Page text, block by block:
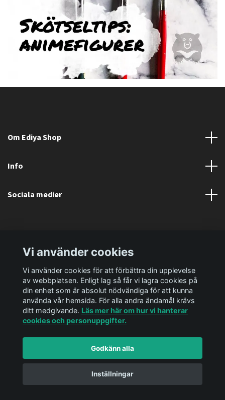
Om Ediya Shop
Info
Sociala medier
© 2026 Ediya Shop ABPowered by Quickbutik
Vi använder cookies
Vi använder cookies för att förbättra din upplevelse
av webbplatsen. Enligt lag så får vi lagra cookies på
din enhet som är absolut nödvändiga för att kunna
använda vår hemsida. För alla andra ändamål krävs
ditt medgivande. Läs mer här om hur vi hanterar
cookies och personuppgifter.
Godkänn alla
Inställningar